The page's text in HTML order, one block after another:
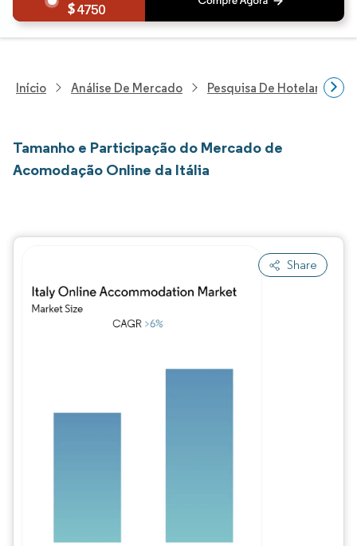
4750
Início Análise De Mercado Pesquisa De Hotelaria E
Tamanho e Participação do Mercado de
Acomodação Online da Itália
Share